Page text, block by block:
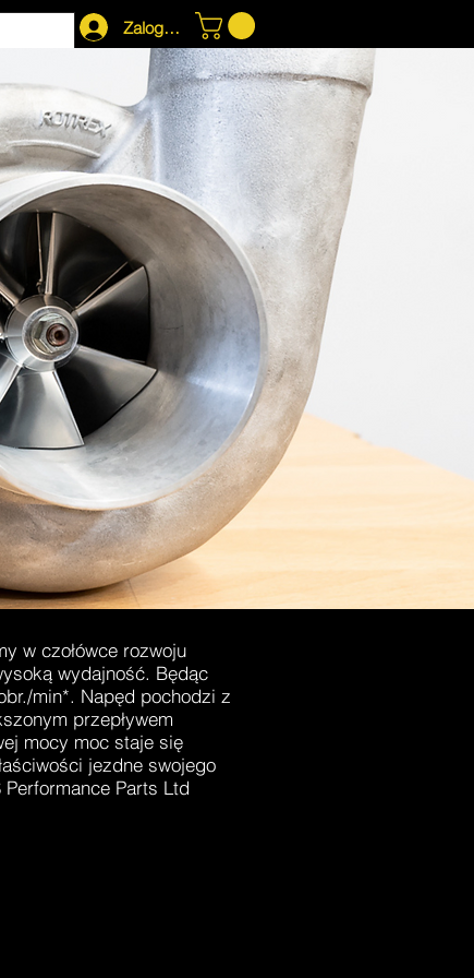
Zaloguj się
TTS SUPERBUSA More
w czołówce rozwoju
wydajność. Będąc
min*. Napęd pochodzi z
przepływem
mocy moc staje się
jezdne swojego
Parts Ltd